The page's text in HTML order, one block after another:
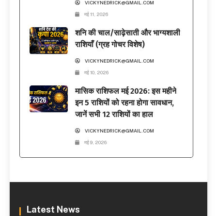
VICKYNEDRICK@GMAIL.COM
मई 11, 2026
शनि की चाल/साढ़ेसाती और भाग्यशाली
राशियाँ (ग्रह गोचर विशेष)
VICKYNEDRICK@GMAIL.COM
मई 10, 2026
मासिक राशिफल मई 2026: इस महीने
इन 5 राशियों को रहना होगा सावधान,
जानें सभी 12 राशियों का हाल
VICKYNEDRICK@GMAIL.COM
मई 9, 2026
Latest News